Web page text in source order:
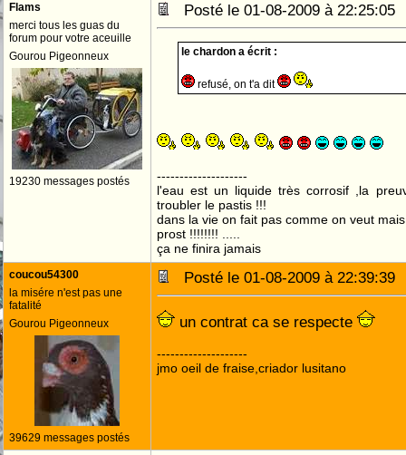
Flams
merci tous les guas du
forum pour votre aceuille
Gourou Pigeonneux
19230 messages postés
Posté le 01-08-2009 à
le chardon a écrit :
refusé, on t'a dit
--------------------
l'eau est un liquide très corrosif ,la
troubler le pastis !!!
dans la vie on fait pas comme on veut
prost !!!!!!!! .....
ça ne finira jamais
coucou54300
la misére n'est pas une
fatalité
Gourou Pigeonneux
39629 messages postés
Posté le 01-08-2009 à
un contrat ca se respecte
--------------------
jmo oeil de fraise,criador lusitano